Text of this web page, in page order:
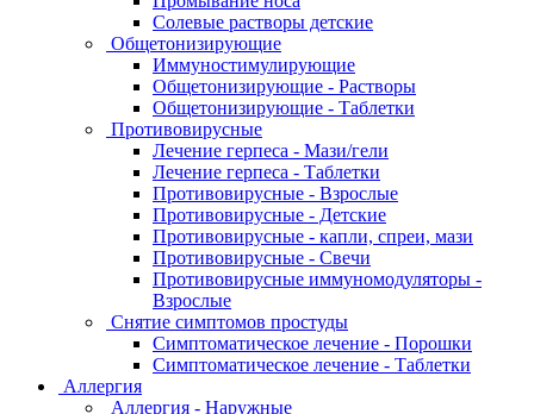
Солевые растворы детские
Общетонизирующие
Иммуностимулирующие
Общетонизирующие - Растворы
Общетонизирующие - Таблетки
Противовирусные
Лечение герпеса - Мази/гели
Лечение герпеса - Таблетки
Противовирусные - Взрослые
Противовирусные - Детские
Противовирусные - капли, спреи, мази
Противовирусные - Свечи
Противовирусные иммуномодуляторы -
Взрослые
Снятие симптомов простуды
Симптоматическое лечение - Порошки
Симптоматическое лечение - Таблетки
Аллергия
Аллергия - Наружные